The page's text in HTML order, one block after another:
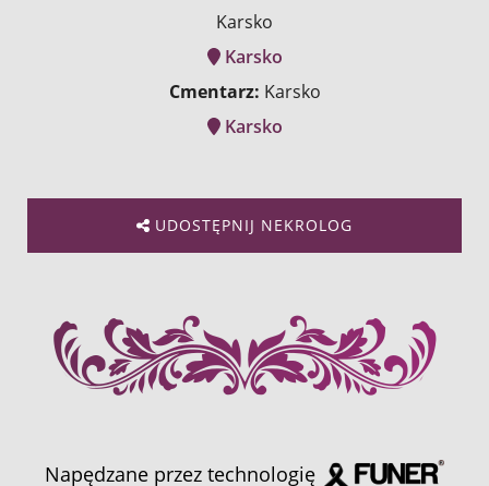
Karsko
Karsko
Cmentarz: Karsko
Karsko
UDOSTĘPNIJ NEKROLOG
Napędzane przez technologię